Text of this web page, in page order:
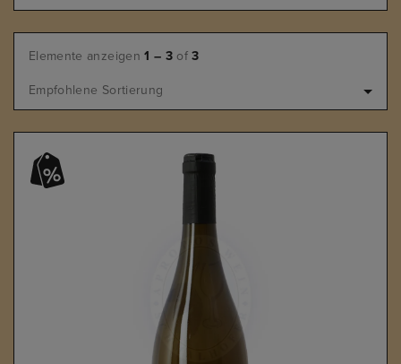
Elemente anzeigen1 – 3 of3
Empfohlene Sortierung